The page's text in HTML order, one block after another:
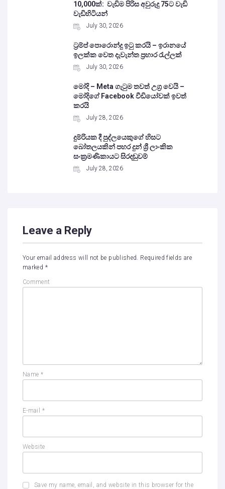
10,000ක්: වැඩිම පිරිස අවුරුදු 75ට වැඩි
වැඩිහිටියන්
July 30, 2026
ට්‍රම්ප් පොරොන්දු ඉටු කරයි – ඉරානයේ
ඉලක්ක වෙත දැවැන්ත ප්‍රහාර රැල්ලක්
July 30, 2026
මෝදි – Meta ගැටුම තවත් උග්‍ර වෙයි –
මෝදිගේ Facebook වීඩියෝවක් ඉවත්
කරයි
July 28, 2026
දුම්රියක දී පුද්ලයෙකුගේ හිසට
බෝතලයකින් පහර දුන් ශ්‍රී ලාංකික
සංක්‍රමණිකායට සිරදඬුවම්
July 28, 2026
Leave a Reply
Your email address will not be published. Required fields are
marked *
Comment
Name *
E-mail *
Website
Save my name, email, and website in this browser for the